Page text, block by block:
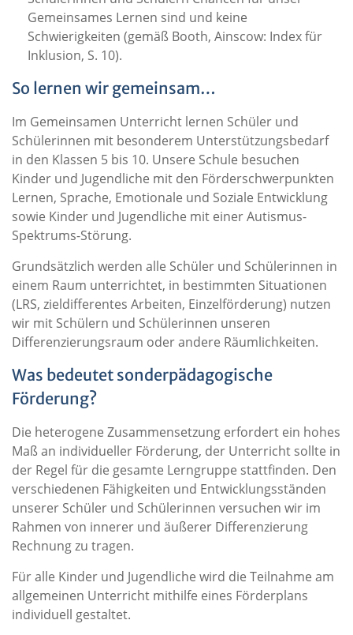
Gemeinsames Lernen sind und keine
Schwierigkeiten (gemäß Booth, Ainscow: Index für
Inklusion, S. 10).
So lernen wir gemeinsam…
Im Gemeinsamen Unterricht lernen Schüler und
Schülerinnen mit besonderem Unterstützungsbedarf
in den Klassen 5 bis 10. Unsere Schule besuchen
Kinder und Jugendliche mit den Förderschwerpunkten
Lernen, Sprache, Emotionale und Soziale Entwicklung
sowie Kinder und Jugendliche mit einer Autismus-
Spektrums-Störung.
Grundsätzlich werden alle Schüler und Schülerinnen in
einem Raum unterrichtet, in bestimmten Situationen
(LRS, zieldifferentes Arbeiten, Einzelförderung) nutzen
wir mit Schülern und Schülerinnen unseren
Differenzierungsraum oder andere Räumlichkeiten.
Was bedeutet sonderpädagogische
Förderung?
Die heterogene Zusammensetzung erfordert ein hohes
Maß an individueller Förderung, der Unterricht sollte in
der Regel für die gesamte Lerngruppe stattfinden. Den
verschiedenen Fähigkeiten und Entwicklungsständen
unserer Schüler und Schülerinnen versuchen wir im
Rahmen von innerer und äußerer Differenzierung
Rechnung zu tragen.
Für alle Kinder und Jugendliche wird die Teilnahme am
allgemeinen Unterricht mithilfe eines Förderplans
individuell gestaltet.